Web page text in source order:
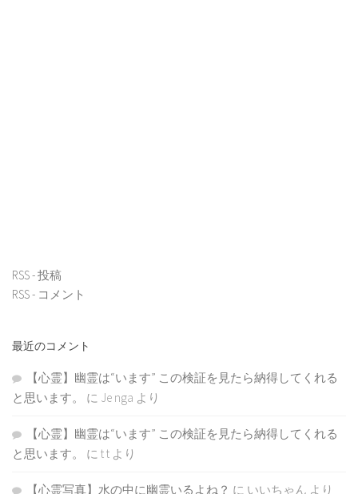
RSS - 投稿
RSS - コメント
最近のコメント
【心霊】幽霊は“います” この検証を見たら納得してくれる
と思います。
に Je nga より
【心霊】幽霊は“います” この検証を見たら納得してくれる
と思います。
に t t より
【心霊写真】水の中に幽霊いるよね？ に いいちゃん より